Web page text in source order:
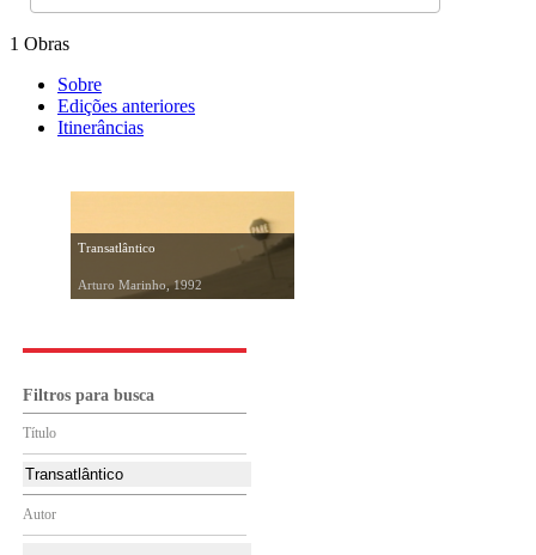
1 Obras
Sobre
Edições anteriores
Itinerâncias
Transatlântico
Arturo Marinho, 1992
Filtros para busca
Título
Autor